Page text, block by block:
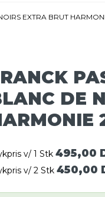
EXTRA BRUT
DE
v/ 1 Stk 495,00
v/ 2 Stk 450,00